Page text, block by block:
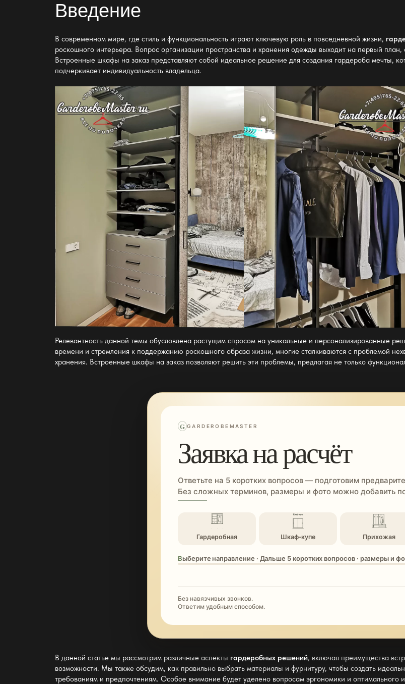
Введение
В современном мире, где стиль и функциональность играют ключевую роль в повседневной жизни,
роскошного интерьера. Вопрос организации пространства и хранения одежды выходит на первый план,
Встроенные шкафы на заказ представляют собой идеальное решение для создания гардероба мечты,
подчеркивает индивидуальность владельца.
Релевантность данной темы обусловлена растущим спросом на уникальные и персонализированные
времени и стремления к поддержанию роскошного образа жизни, многие сталкиваются с проблемой
хранения. Встроенные шкафы на заказ позволяют решить эти проблемы, предлагая не только
G GARDEROBEMASTER
Заявка на расчёт
Ответьте на 5 коротких вопросов — подготовим
Без сложных терминов, размеры и фото можно добавить
Гардеробная Шкаф-купе Прихожая
Выберите направление · Дальше 5 коротких вопросов · размеры и
Без навязчивых звонков.
Ответим удобным способом.
В данной статье мы рассмотрим различные аспекты гардеробных решений, включая преимущества
возможности. Мы также обсудим, как правильно выбрать материалы и фурнитуру, чтобы создать
требованиям и предпочтениям. Особое внимание будет уделено вопросам эргономики и оптимального